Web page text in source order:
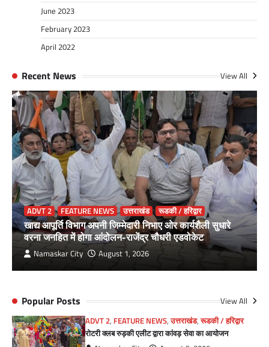
June 2023
February 2023
April 2022
Recent News View All
ADVT 2 FEATURE NEWS उत्तराखंड रूडकी / हरिद्वार
खाद्य आपूर्ति विभाग अपनी जिम्मेदारी निभाए ओर कार्यशैली सुधारे
वरना जनहित में होगा आंदोलन-राजेंद्र चौधरी एडवोकेट
Namaskar City August 1, 2026
Popular Posts View All
ADVT 2, FEATURE NEWS,उत्तराखंड,रूडकी / हरिद्वार
रोटरी क्लब रुड़की एलीट द्वारा कांवड़ सेवा का आयोजन